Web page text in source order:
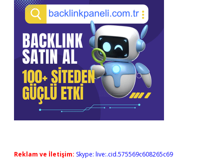
Reklam ve İletişim: Skype: live:.cid.575569c608265c69